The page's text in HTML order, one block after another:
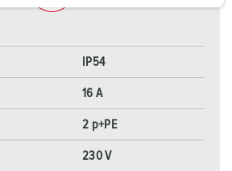
IP54
16 A
2 p+PE
230 V